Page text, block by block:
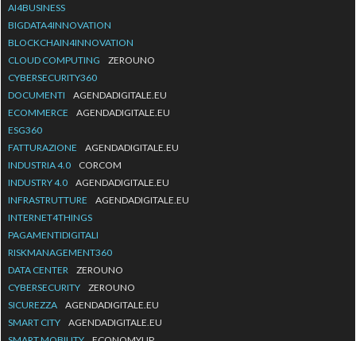
AI4BUSINESS
BIGDATA4INNOVATION
BLOCKCHAIN4INNOVATION
CLOUD COMPUTING
ZEROUNO
CYBERSECURITY360
DOCUMENTI
AGENDADIGITALE.EU
ECOMMERCE
AGENDADIGITALE.EU
ESG360
FATTURAZIONE
AGENDADIGITALE.EU
INDUSTRIA 4.0
CORCOM
INDUSTRY 4.0
AGENDADIGITALE.EU
INFRASTRUTTURE
AGENDADIGITALE.EU
INTERNET4THINGS
PAGAMENTIDIGITALI
RISKMANAGEMENT360
DATA CENTER
ZEROUNO
CYBERSECURITY
ZEROUNO
SICUREZZA
AGENDADIGITALE.EU
SMART CITY
AGENDADIGITALE.EU